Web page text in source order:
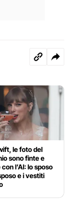
le foto del
sono finte e
l’AI: lo sposo
e i vestiti